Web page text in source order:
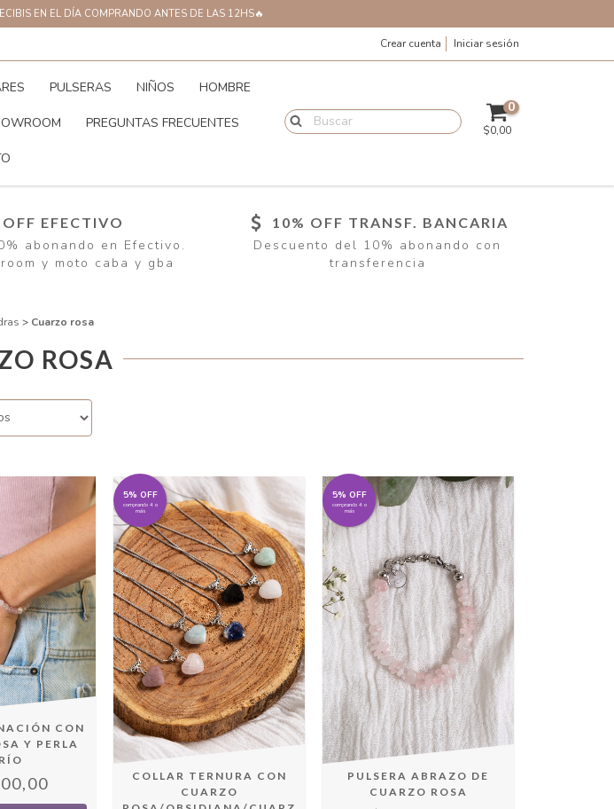
EN EL DÍA COMPRANDO ANTES DE LAS 12HS🔥
Crear cuenta Iniciar sesión
PULSERAS NIÑOS HOMBRE
PREGUNTAS FRECUENTES
0
$0,00
EFECTIVO
abonando en Efectivo.
y moto caba y gba
10% OFF TRANSF. BANCARIA
Descuento del 10% abonando con
transferencia
> Cuarzo rosa
ROSA
CON
Y PERLA
5% OFF
comprando 4 o
más
COLLAR TERNURA CON
CUARZO
5% OFF
comprando 4 o
más
PULSERA ABRAZO DE
CUARZO ROSA